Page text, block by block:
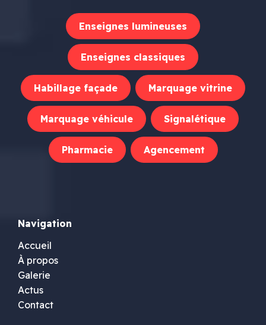
Enseignes lumineuses
Enseignes classiques
Habillage façade Marquage vitrine
Marquage véhicule Signalétique
Pharmacie Agencement
Navigation
Accueil
À propos
Galerie
Actus
Contact